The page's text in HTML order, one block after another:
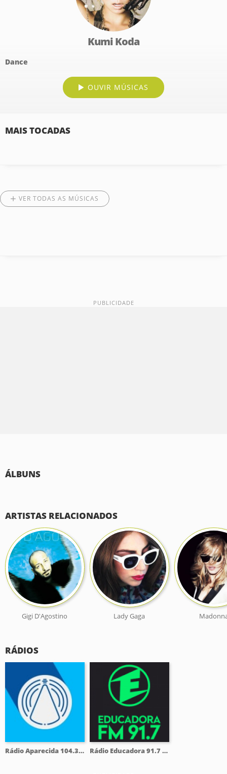
Kumi Koda
Dance
OUVIR MÚSICAS
MAIS TOCADAS
VER TODAS AS MÚSICAS
ÁLBUNS
ARTISTAS RELACIONADOS
Gigi D'Agostino Lady Gaga
RÁDIOS
Rádio Aparecida 104.3 FM Rádio Educadora 91.7 FM